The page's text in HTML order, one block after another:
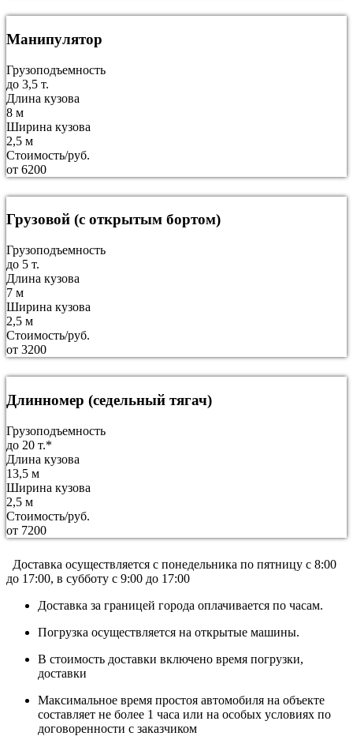
Манипулятор
Грузоподъемность
до 3,5 т.
Длина кузова
8 м
Ширина кузова
2,5 м
Стоимость/руб.
от 6200
Грузовой (с открытым бортом)
Грузоподъемность
до 5 т.
Длина кузова
7 м
Ширина кузова
2,5 м
Стоимость/руб.
от 3200
Длинномер (седельный тягач)
Грузоподъемность
до 20 т.*
Длина кузова
13,5 м
Ширина кузова
2,5 м
Стоимость/руб.
от 7200
Доставка осуществляется c понедельника по пятницу с 8:00
до 17:00, в субботу с 9:00 до 17:00
Доставка за границей города оплачивается по часам.
Погрузка осуществляется на открытые машины.
В стоимость доставки включено время погрузки,
доставки
Максимальное время простоя автомобиля на объекте
составляет не более 1 часа или на особых условиях по
договоренности с заказчиком